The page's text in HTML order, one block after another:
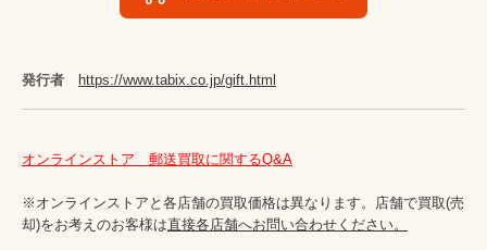
発行者 https://www.tabix.co.jp/gift.html
オンラインストア　郵送買取に関するQ&A
※オンラインストアと各店舗の買取価格は異なります。店舗で買取(売
却)をお考えのお客様は直接各店舗へお問い合わせください。